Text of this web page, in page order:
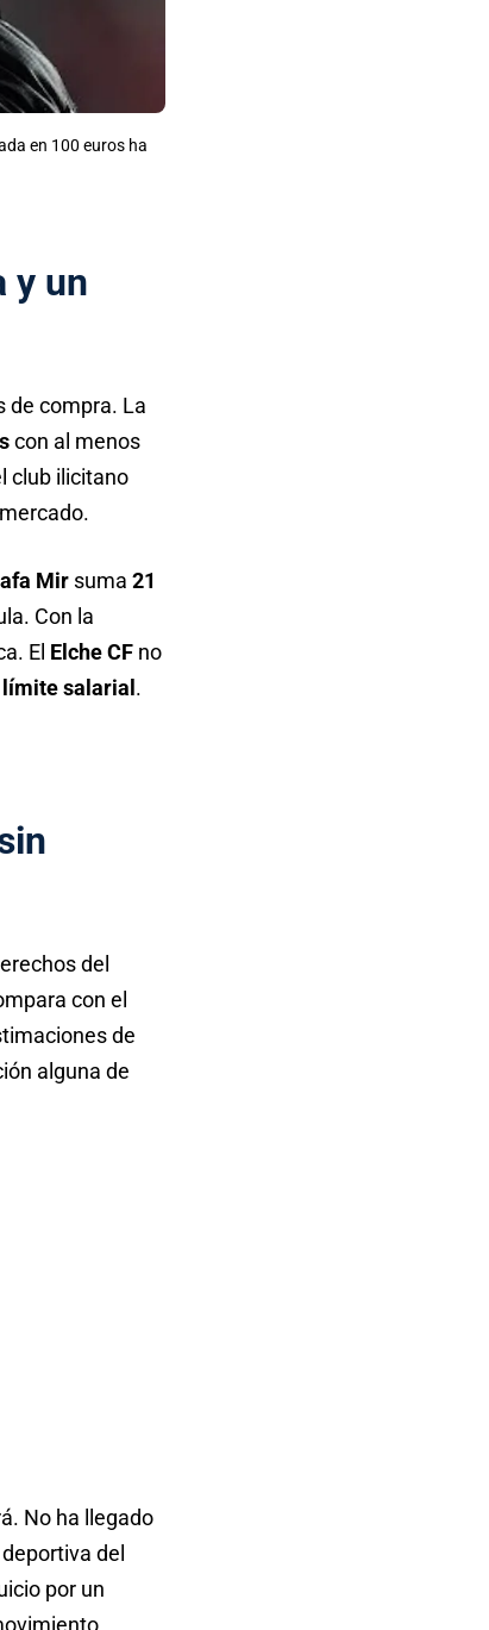
en 100 euros ha
y un
de compra. La
con al menos
club ilicitano
Mir suma 21
Con la
El Elche CF no
límite salarial.
del
con el
de
alguna de
No ha llegado
del
por un